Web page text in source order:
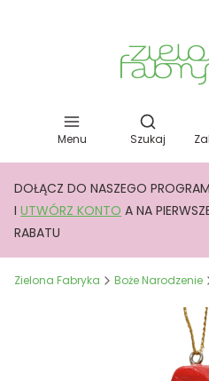
Menu
Otwórz
Szukaj
DOŁĄCZ DO NASZEGO
I UTWÓRZ KONTO A NA
RABATU
Zielona Fabryka Boże Narodzenie